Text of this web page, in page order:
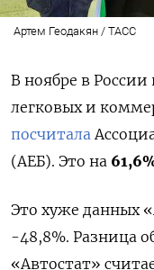
Артем Геодакян / ТАСС
В ноябре в России
легковых и
посчитала
(АЕБ). Это на
Это хуже данных
-48,8%. Разница
«Автостат»